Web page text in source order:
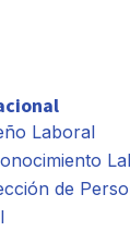
Laboral
de